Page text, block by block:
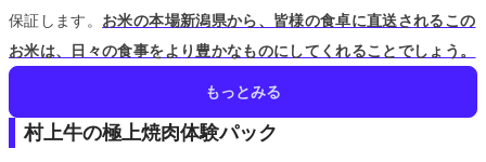
保証します。 お米の本場新潟県から、皆様の食卓に直送されるこの
お米は、日々の食事をより豊かなものにしてくれることでしょう。
もっとみる
村上牛の極上焼肉体験パック